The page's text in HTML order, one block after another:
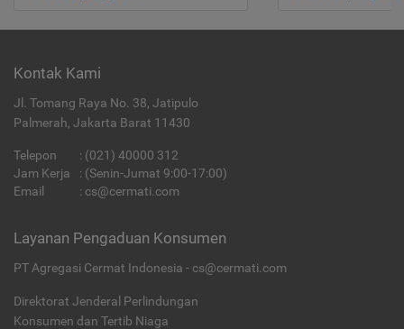
Kontak Kami
Jl. Tomang Raya No. 38, Jatipulo
Palmerah, Jakarta Barat 11430
Telepon : (021) 40000 312
Jam Kerja
: (Senin-Jumat 9:00-17:00)
Email
: cs@cermati.com
Layanan Pengaduan Konsumen
PT Agregasi Cermat Indonesia - cs@cermati.com
Direktorat Jenderal Perlindungan
Konsumen dan Tertib Niaga